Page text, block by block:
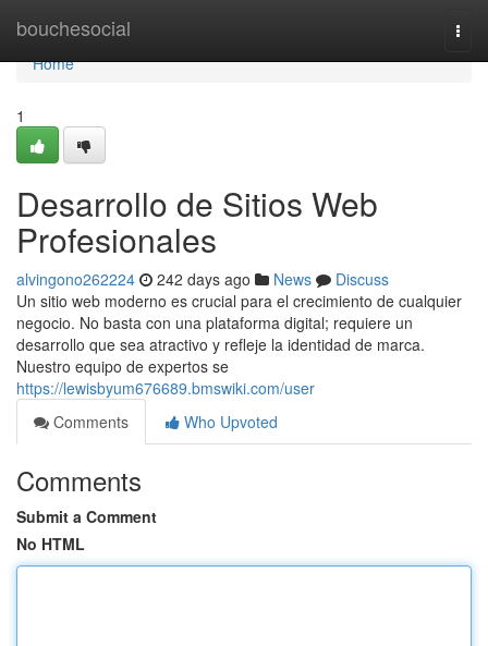
bouchesocial
Home
Home
1
Desarrollo de Sitios Web
Profesionales
alvingono262224 242 days ago News
Discuss
Un sitio web moderno es crucial para el crecimiento de cualquier
negocio. No basta con una plataforma digital; requiere un
desarrollo que sea atractivo y refleje la identidad de marca.
Nuestro equipo de expertos se
https://lewisbyum676689.bmswiki.com/user
Comments
Who Upvoted
Comments
Submit a Comment
No HTML